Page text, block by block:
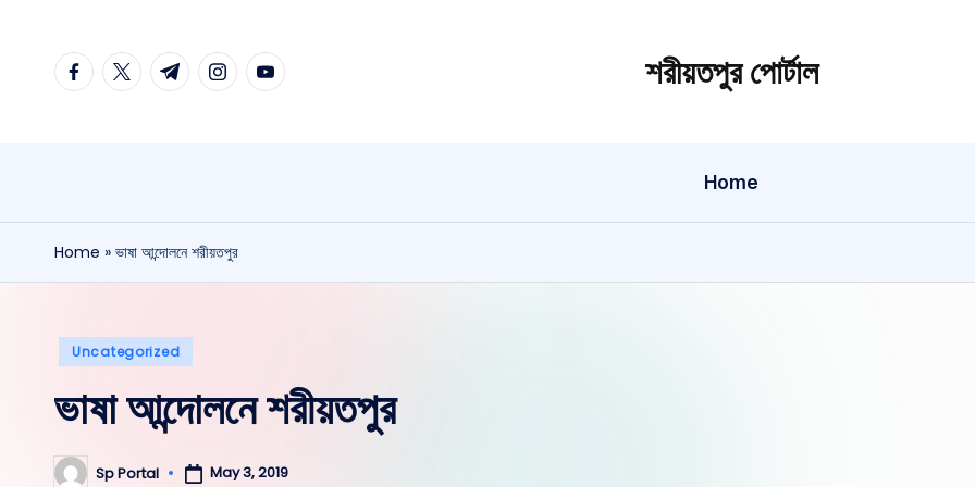
facebook.com
twitter.com
t.me instagram.com
youtube.com শরীয়তপুর পোর্টাল
শরীয়তপুর
অনলাইন
তথ্য
Home
Home » ভাষা আন্দোলনে শরীয়তপুর
Posted
Uncategorized
ভাষা আন্দোলনে শরীয়তপুর
PostedSp Portal May 3, 2019